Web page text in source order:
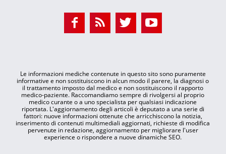
Le informazioni mediche contenute in questo sito sono puramente
informative e non sostituiscono in alcun modo il parere, la diagnosi o
il trattamento imposto dal medico e non sostituiscono il rapporto
medico-paziente. Raccomandiamo sempre di rivolgersi al proprio
medico curante o a uno specialista per qualsiasi indicazione
riportata. L'aggiornamento degli articoli è deputato a una serie di
fattori: nuove informazioni ottenute che arricchiscono la notizia,
inserimento di contenuti multimediali aggiornati, richieste di modifica
pervenute in redazione, aggiornamento per migliorare l'user
experience o rispondere a nuove dinamiche SEO.